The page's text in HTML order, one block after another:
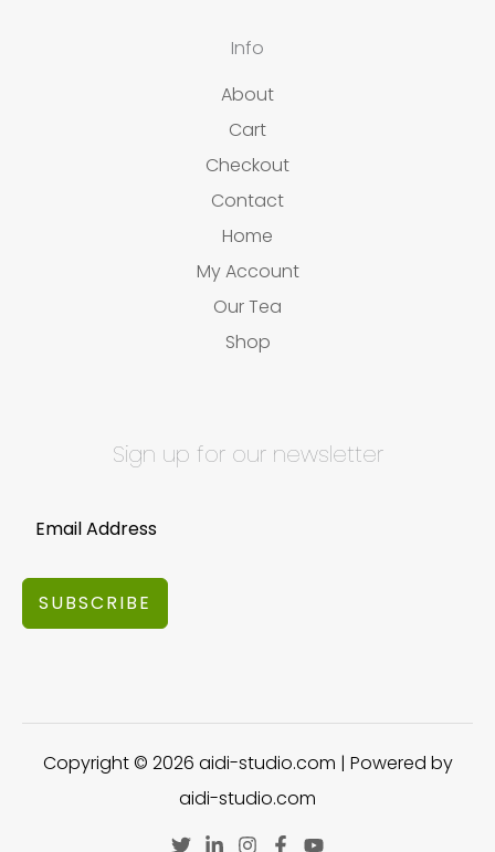
Info
About
Cart
Checkout
Contact
Home
My Account
Our Tea
Shop
Sign up for our newsletter
SUBSCRIBE
Copyright © 2026 aidi-studio.com | Powered by
aidi-studio.com